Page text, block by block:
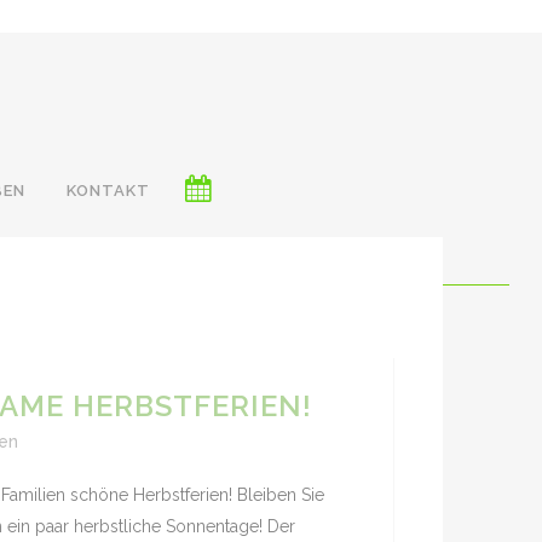
KONTAKT
HERBSTFERIEN!
schöne Herbstferien! Bleiben Sie
paar herbstliche Sonnentage! Der